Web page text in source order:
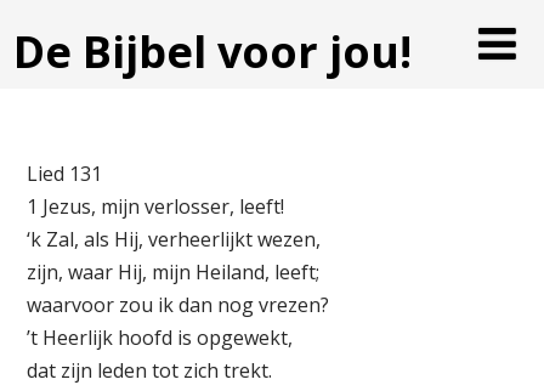
De Bijbel voor jou!
Lied 131
1 Jezus, mijn verlosser, leeft!
‘k Zal, als Hij, verheerlijkt wezen,
zijn, waar Hij, mijn Heiland, leeft;
waarvoor zou ik dan nog vrezen?
’t Heerlijk hoofd is opgewekt,
dat zijn leden tot zich trekt.